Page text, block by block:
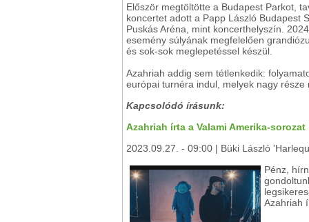
Először megtöltötte a Budapest Parkot,
koncertet adott a Papp László Budapest
Puskás Aréna, mint koncerthelyszín.
esemény súlyának megfelelően
és sok-sok meglepetéssel készül.
Azahriah addig sem tétlenkedik:
európai turnéra indul, melyek nagy része
Kapcsolódó írásunk:
Azahriah írta a Valami Amerika-
2023.09.27. - 09:00 | Büki László
Pénz,
Azahriah